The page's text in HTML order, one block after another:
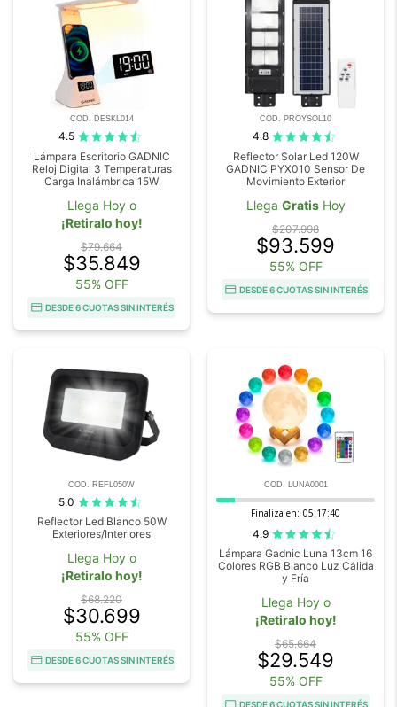
COD. DESKL014
4.5
Lámpara Escritorio GADNIC
Reloj Digital 3 Temperaturas
Carga Inalámbrica 15W
Llega Hoy o
¡Retiralo hoy!
$79.664
$35.849
55% OFF
DESDE 6 CUOTAS SIN INTERÉS
COD. PROYSOL10
4.8
Reflector Solar Led 120W
GADNIC PYX010 Sensor De
Movimiento Exterior
Llega GratisHoy
$207.998
$93.599
55% OFF
DESDE 6 CUOTAS SIN INTERÉS
COD. REFL050W
5.0
Reflector Led Blanco 50W
Exteriores/Interiores
Llega Hoy o
¡Retiralo hoy!
$68.220
$30.699
55% OFF
DESDE 6 CUOTAS SIN INTERÉS
COD. LUNA0001
Finaliza en: 05:17:39
4.9
Lámpara Gadnic Luna 13cm 16
Colores RGB Blanco Luz Cálida
y Fría
Llega Hoy o
¡Retiralo hoy!
$65.664
$29.549
55% OFF
DESDE 6 CUOTAS SIN INTERÉS